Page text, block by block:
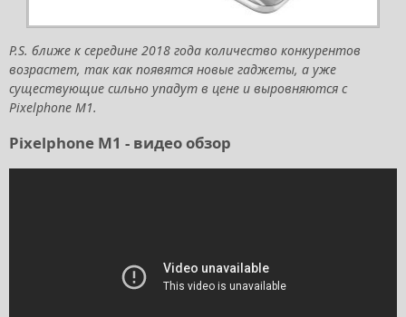
P.S. ближе к середине 2018 года количество конкурентов
возрастет, так как появятся новые гаджеты, а уже
существующие сильно упадут в цене и выровняются с
Pixelphone M1.
Pixelphone M1 - видео обзор